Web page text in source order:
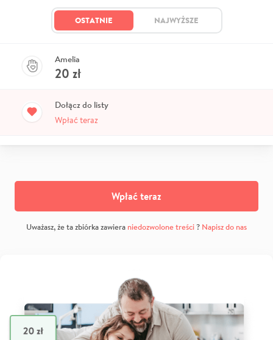
OSTATNIE NAJWYŻSZE
Amelia
20 zł
Dołącz do listy
Wpłać teraz
Wpłać teraz
Uważasz, że ta zbiórka zawiera niedozwolone treści? Napisz do nas